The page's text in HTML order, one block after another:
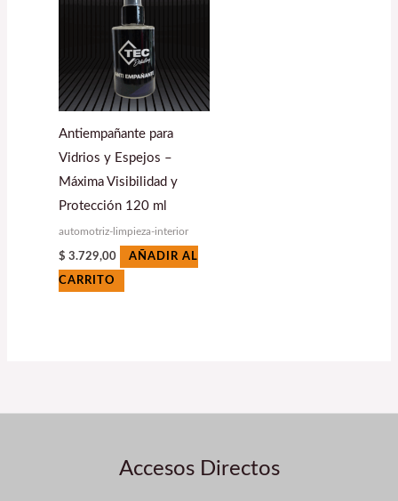
Antiempañante para
Vidrios y Espejos –
Máxima Visibilidad y
Protección 120 ml
automotriz-limpieza-interior
$ 3.729,00 AÑADIR AL
CARRITO
Accesos Directos